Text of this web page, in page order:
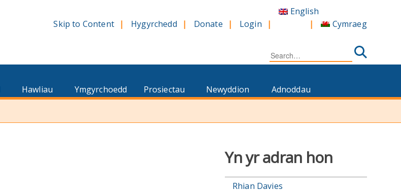
Skip to Content Hygyrchedd Donate Login
English
Cymraeg
Search
for:
Hawliau Ymgyrchoedd Prosiectau Newyddion
Adnoddau
Yn yr adran hon
Rhian Davies